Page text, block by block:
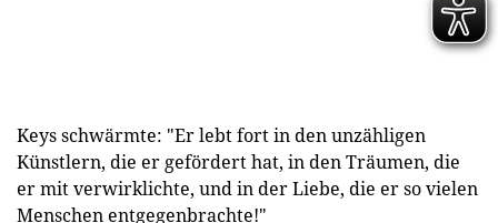
Keys schwärmte: "Er lebt fort in den unzähligen
Künstlern, die er gefördert hat, in den Träumen, die
er mit verwirklichte, und in der Liebe, die er so vielen
Menschen entgegenbrachte!"